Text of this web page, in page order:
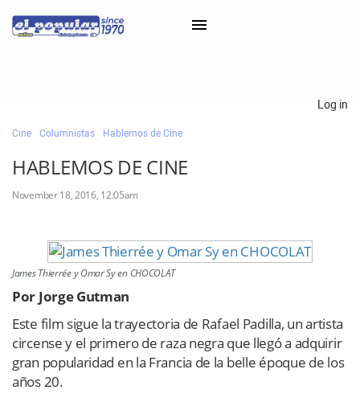
Classifieds
Categorías
Iniciar sesión con Clascal
Log in
Cine Columnistas Hablemos de Cine
HABLEMOS DE CINE
November 18, 2016, 12:05am
James Thierrée y Omar Sy en CHOCOLAT
Por Jorge Gutman
Este film sigue la trayectoria de Rafael Padilla, un artista
circense y el primero de raza negra que llegó a adquirir
gran popularidad en la Francia de la belle époque de los
años 20.